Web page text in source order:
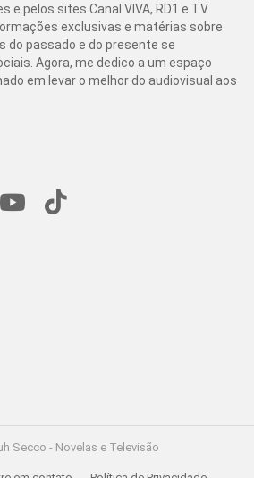
e pelos sites Canal VIVA, RD1 e TV
exclusivas e matérias sobre
do passado e do presente se
Agora, me dedico a um espaço
em levar o melhor do audiovisual aos
Secco - Novelas e Televisão